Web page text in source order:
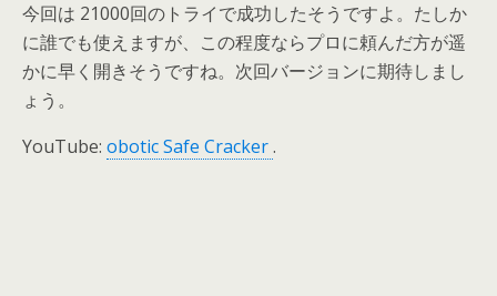
今回は 21000回のトライで成功したそうですよ。たしか
に誰でも使えますが、この程度ならプロに頼んだ方が遥
かに早く開きそうですね。次回バージョンに期待しまし
ょう。
YouTube: obotic Safe Cracker.